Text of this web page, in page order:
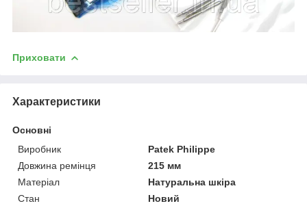
Приховати
Характеристики
Основні
Виробник
Patek Philippe
Довжина ремінця
215 мм
Матеріал
Натуральна шкіра
Стан
Новий